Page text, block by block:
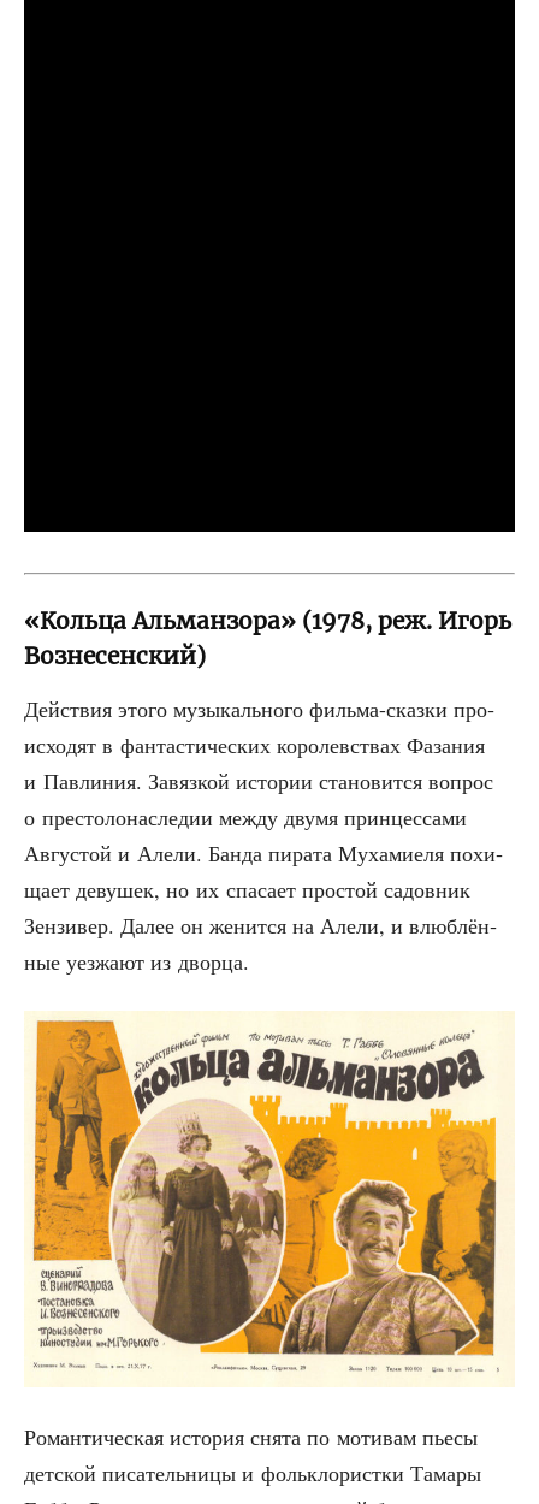
«Кольца Альманзора» (1978, реж. Игорь
Вознесенский)
Дей­ствия это­го музы­каль­но­го филь­ма-сказ­ки про­
ис­хо­дят в фан­та­сти­че­ских коро­лев­ствах Фаза­ния
и Пав­ли­ния. Завяз­кой исто­рии ста­но­вит­ся вопрос
о пре­сто­ло­на­сле­дии меж­ду дву­мя прин­цес­са­ми
Авгу­стой и Але­ли. Бан­да пира­та Муха­ми­е­ля похи­
ща­ет деву­шек, но их спа­са­ет про­стой садов­ник
Зен­зи­вер. Далее он женит­ся на Але­ли, и влюб­лён­
ные уез­жа­ют из дворца.
Роман­ти­че­ская исто­рия сня­та по моти­вам пье­сы
дет­ской писа­тель­ни­цы и фольк­ло­рист­ки Тама­ры